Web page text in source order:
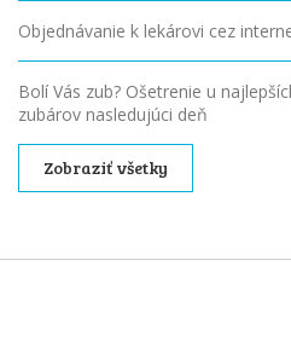
Objednávanie k lekárovi cez
Bolí Vás zub? Ošetrenie u
zubárov nasledujúci deň
Zobraziť všetky